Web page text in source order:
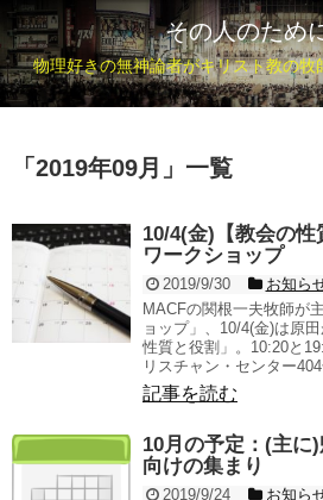
その人のため
物理好きの無神論者がキリスト教の
「 2019年09月 」 一覧
10/4(金)【教会の
ワークショップ
2019/9/30
お知ら
MACFの関根一夫牧師が
ョップ」、10/4(金)は原
性質と役割」。10:20と
リスチャン・センター
記事を読む
10月の予定：(主に
向けの集まり
2019/9/24
お知ら